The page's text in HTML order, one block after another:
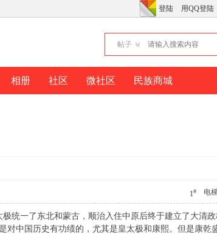
登陆 用QQ登陆
帖子
相册 社区 微社区 民族商城
电
1#
统一了东北和蒙古，顺治入住中原后终于建立了大清
对中国历史有功绩的，尤其是皇太极和康熙。但是康乾